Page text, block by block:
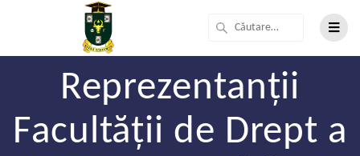
Reprezentanții
Facultății de Drept a